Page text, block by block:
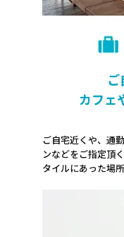
ご
カフェ
ご自宅近くや、通
ンなどをご指定頂
タイルにあった場